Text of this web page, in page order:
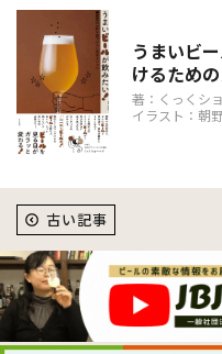
うまいビ
けるため
著：くっくシ
イラスト：朝
古い記事